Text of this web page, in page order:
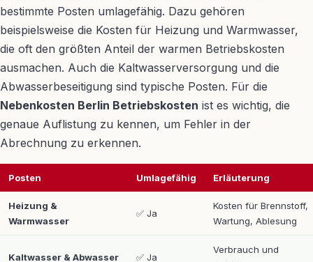
bestimmte Posten umlagefähig. Dazu gehören
beispielsweise die Kosten für Heizung und Warmwasser,
die oft den größten Anteil der warmen Betriebskosten
ausmachen. Auch die Kaltwasserversorgung und die
Abwasserbeseitigung sind typische Posten. Für die
Nebenkosten Berlin Betriebskosten ist es wichtig, die
genaue Auflistung zu kennen, um Fehler in der
Abrechnung zu erkennen.
Posten Umlagefähig Erläuterung
Heizung &
Warmwasser
✅ Ja
Kosten für Brennstoff,
Wartung, Ablesung
Kaltwasser & Abwasser ✅ Ja
Verbrauch und